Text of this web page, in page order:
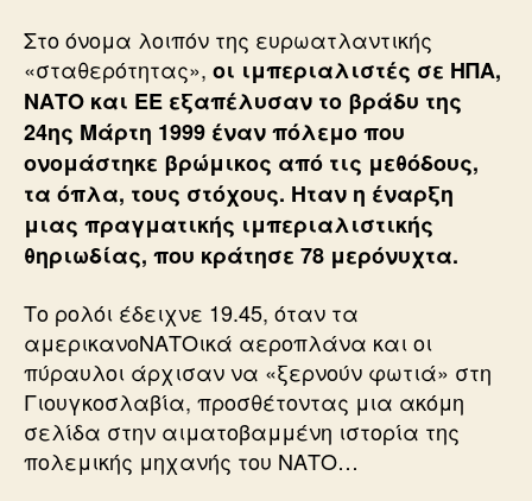
Στο όνομα λοιπόν της ευρωατλαντικής
«σταθερότητας», οι ιμπεριαλιστές σε ΗΠΑ,
ΝΑΤΟ και ΕΕ εξαπέλυσαν το βράδυ της
24ης Μάρτη 1999 έναν πόλεμο που
ονομάστηκε βρώμικος από τις μεθόδους,
τα όπλα, τους στόχους. Ηταν η έναρξη
μιας πραγματικής ιμπεριαλιστικής
θηριωδίας, που κράτησε 78 μερόνυχτα.
Το ρολόι έδειχνε 19.45, όταν τα
αμερικανοΝΑΤΟικά αεροπλάνα και οι
πύραυλοι άρχισαν να «ξερνούν φωτιά» στη
Γιουγκοσλαβία, προσθέτοντας μια ακόμη
σελίδα στην αιματοβαμμένη ιστορία της
πολεμικής μηχανής του ΝΑΤΟ…